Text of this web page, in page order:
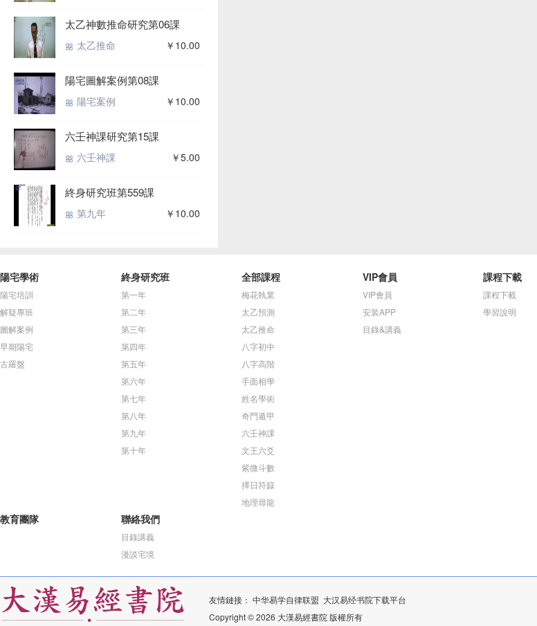
太乙神數推命研究第06課
太乙推命 ￥10.00
陽宅圖解案例第08課
陽宅案例 ￥10.00
六壬神課研究第15課
六壬神課 ￥5.00
終身研究班第559課
第九年 ￥10.00
陽宅學術
陽宅培訓
解疑專班
圖解案例
早期陽宅
古羅盤
終身研究班
第一年
第二年
第三年
第四年
第五年
第六年
第七年
第八年
第九年
第十年
全部課程
梅花執業
太乙預測
太乙推命
八字初中
八字高階
手面相學
姓名學術
奇門遁甲
六壬神課
文王六爻
紫微斗數
擇日符籙
地理尋龍
VIP會員
VIP會員
安装APP
目錄&講義
課程下載
課程下載
學習說明
教育團隊 聯絡我們
目錄講義
漫談宅境
友情鏈接： 中华易学自律联盟 大汉易经书院下载平台
Copyright © 2026 大漢易經書院 版權所有